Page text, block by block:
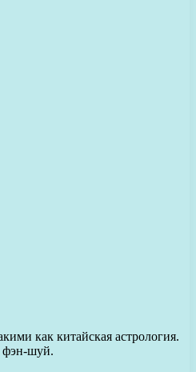
как китайская астрология.
фэн-шуй.